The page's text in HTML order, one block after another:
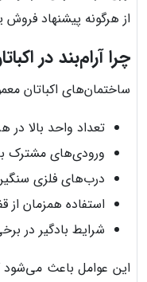
از هرگونه پیشنهاد
چرا آرام‌بند در
ساختمان‌های اکباتان
تعداد واحد بالا در
ورودی‌های مشترک
درب‌های فلزی
استفاده همزمان
شرایط بادگیر در
این عوامل باعث